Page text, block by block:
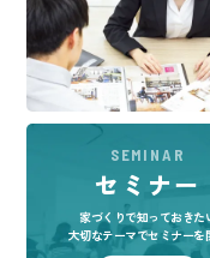
SEMINAR
セミナー
家づくりで知っておきた
大切なテーマでセミナーを